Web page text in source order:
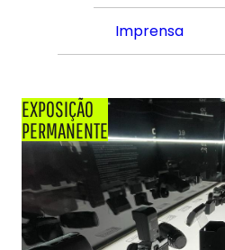
Imprensa
EXPOSIÇÃO
PERMANENTE